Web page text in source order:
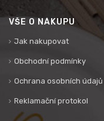
VŠE O NÁKUPU
Jak nakupovat
Obchodní podmínky
Ochrana osobních údajů
Reklamační protokol